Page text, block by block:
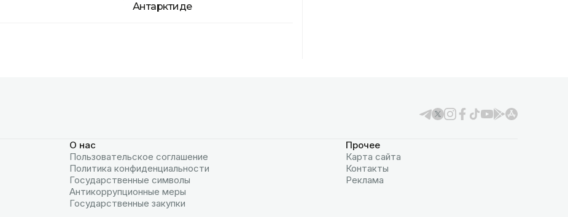
Антарктиде
О нас
Пользовательское соглашение
Политика конфиденциальности
Государственные символы
Антикоррупционные меры
Государственные закупки
Прочее
Карта сайта
Контакты
Реклама